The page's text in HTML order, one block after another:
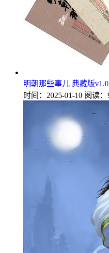
明朝那些事儿 典藏版
时间：2025-01-10 阅读：